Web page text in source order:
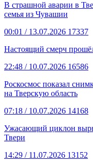
В страшной аварии в
семья из Чувашии
00:01 / 13.07.2026 17337
Настоящий смерч
22:48 / 10.07.2026 16586
Роскосмос показал
на Тверскую область
07:18 / 10.07.2026 14168
Ужасающий циклон
Твери
14:29 / 11.07.2026 13152